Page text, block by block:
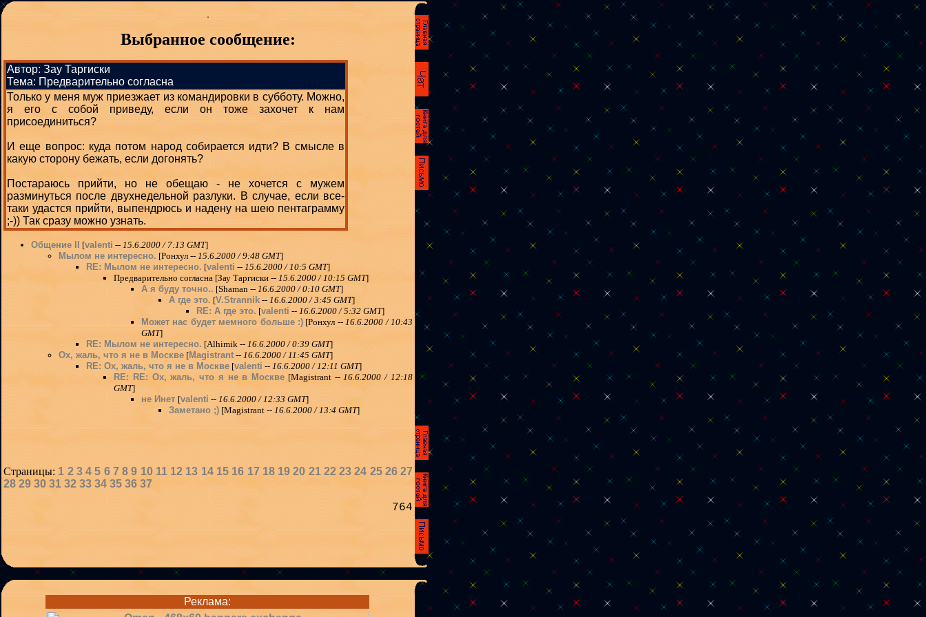
Выбранное сообщение:
Автор: Зау Таргиски
Тема: Предварительно согласна
Только у меня муж приезжает из командировки в субботу. Можно,
я его с собой приведу, если он тоже захочет к нам
присоединиться?
И еще вопрос: куда потом народ собирается идти? В смысле в
какую сторону бежать, если догонять?
Постараюсь прийти, но не обещаю - не хочется с мужем
разминуться после двухнедельной разлуки. В случае, если все-
таки удастся прийти, выпендрюсь и надену на шею пентаграмму
;-)) Так сразу можно узнать.
Общение II [valenti -- 15.6.2000 / 7:13 GMT]
Мылом не интересно. [Ронхул -- 15.6.2000 / 9:48 GMT]
RE: Мылом не интересно. [valenti -- 15.6.2000 / 10:5 GMT]
Предварительно согласна [Зау Таргиски -- 15.6.2000 / 10:15 GMT]
А я буду точно.. [Shaman -- 16.6.2000 / 0:10 GMT]
А где это. [V.Strannik -- 16.6.2000 / 3:45 GMT]
RE: А где это. [valenti -- 16.6.2000 / 5:32 GMT]
Может нас будет мемного больше :) [Ронхул --16.6.2000 / 10:43
GMT]
RE: Мылом не интересно. [Alhimik -- 16.6.2000 / 0:39 GMT]
Ох, жаль, что я не в Москве [Magistrant -- 16.6.2000 / 11:45 GMT]
RE: Ох, жаль, что я не в Москве [valenti -- 16.6.2000 / 12:11 GMT]
RE: RE: Ох, жаль, что я не в Москве [Magistrant --16.6.2000 / 12:18
GMT]
не Инет [valenti -- 16.6.2000 / 12:33 GMT]
Заметано ;) [Magistrant -- 16.6.2000 / 13:4 GMT]
Страницы: 1 2 3 4 5 6 7 8 9 10 11 12 13 14 15 16 17 18 19 20 21 22 23 24 25 26 27
28 29 30 31 32 33 34 35 36 37
764
Реклама: